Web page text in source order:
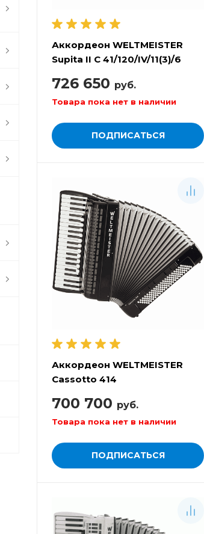
Аккордеон WELTMEISTER
Supita II C 41/120/IV/11(3)/6
726 650 руб.
Товара пока нет в наличии
ПОДПИСАТЬСЯ
Аккордеон WELTMEISTER
Cassotto 414
700 700 руб.
Товара пока нет в наличии
ПОДПИСАТЬСЯ